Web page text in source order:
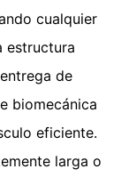
cualquier
estructura
de
biomecánica
eficiente.
larga o